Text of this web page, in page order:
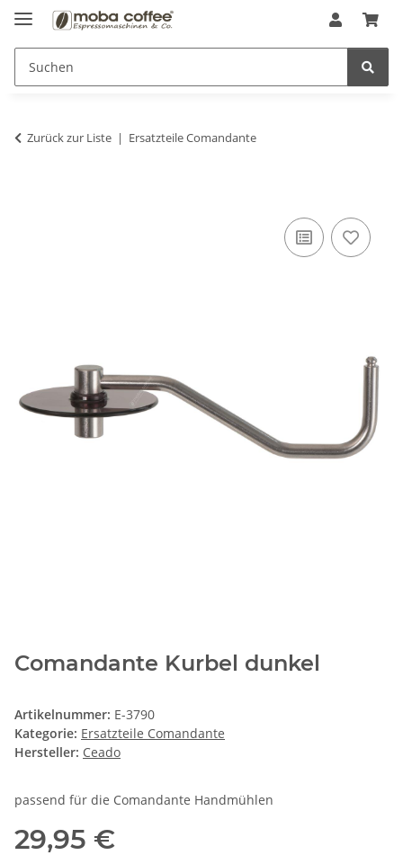
Zurück zur Liste Ersatzteile Comandante
Comandante Kurbel dunkel
Artikelnummer: E-3790
Kategorie: Ersatzteile Comandante
Hersteller: Ceado
passend für die Comandante Handmühlen
29,95 €